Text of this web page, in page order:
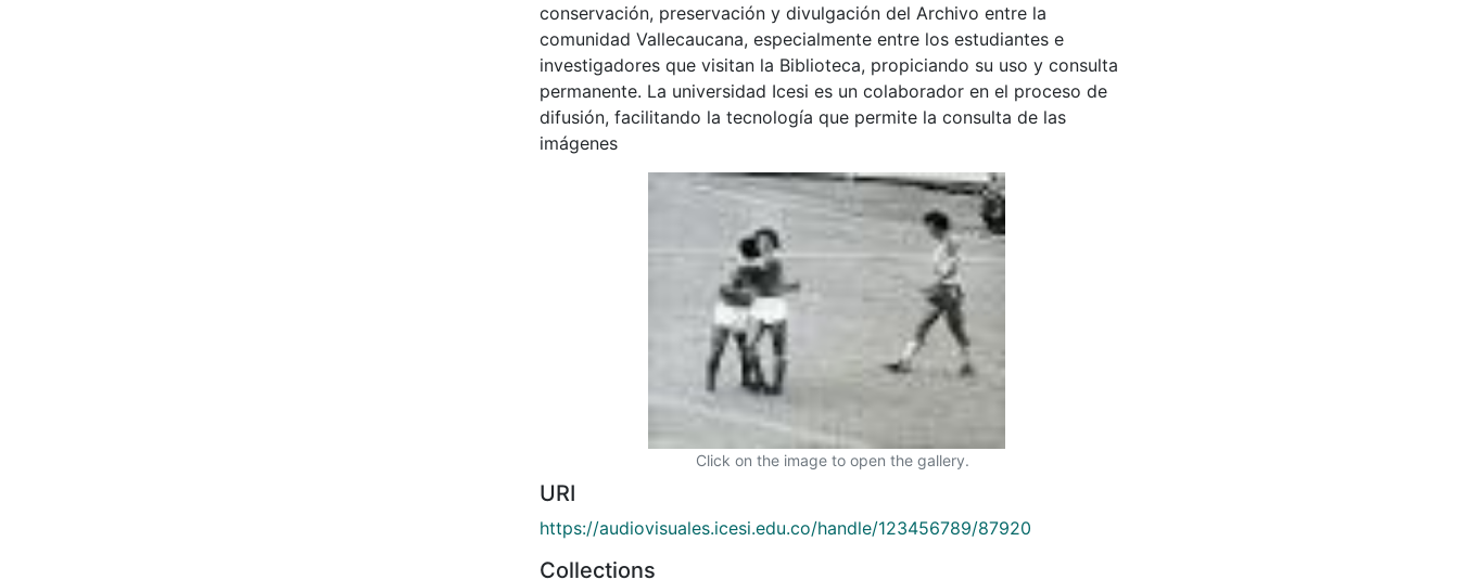
conservación, preservación y divulgación del Archivo entre la
comunidad Vallecaucana, especialmente entre los estudiantes e
investigadores que visitan la Biblioteca, propiciando su uso y consulta
permanente. La universidad Icesi es un colaborador en el proceso de
difusión, facilitando la tecnología que permite la consulta de las
imágenes
Click on the image to open the gallery.
URI
https://audiovisuales.icesi.edu.co/handle/123456789/87920
Collections